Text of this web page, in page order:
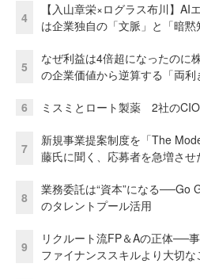
4
【入山章栄×ログラス布川】AI
は企業独自の「文脈」と「暗
5
なぜ利益は4倍超になったのに
の企業価値から逆算する「両利
6 ミスミとロート製薬 2社の
7
新規事業提案制度を「The
藤氏に聞く、応募者を急増させ
8
業務委託は“資本”になる──Go
のタレントプール活用
9
リクルート流FP＆Aの正体──
ファイナンススキルより大切な